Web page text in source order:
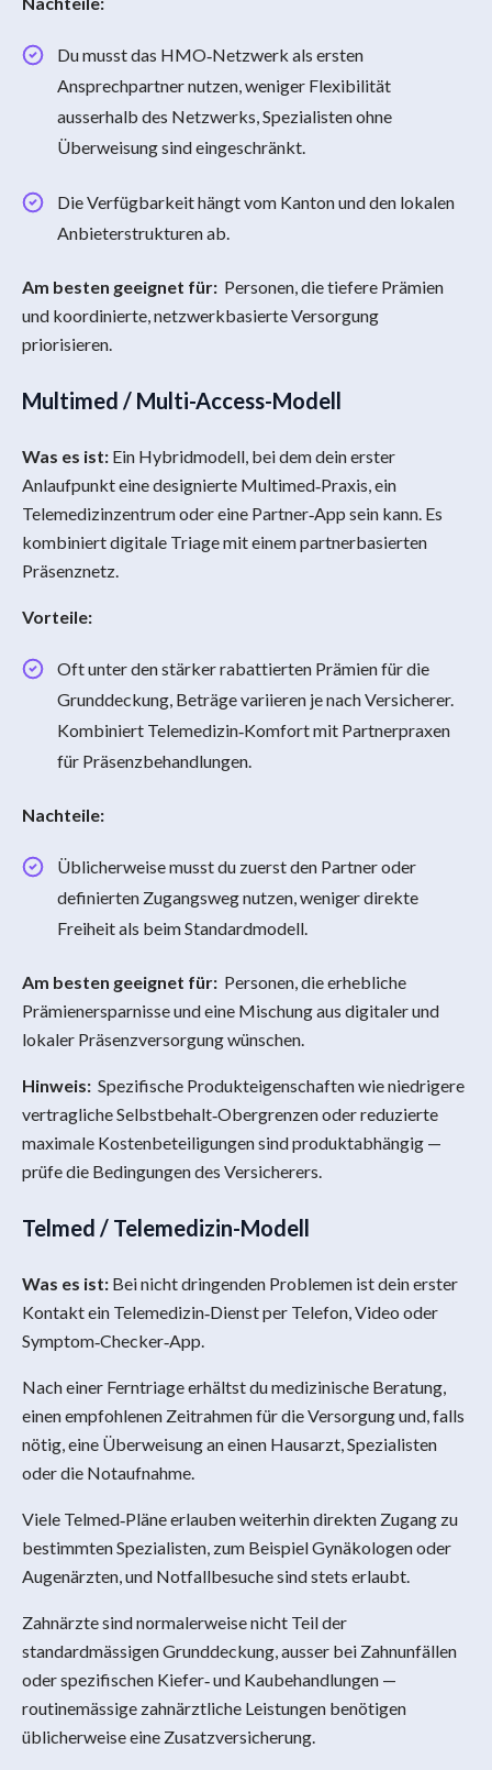
Du musst das HMO‑Netzwerk als ersten
Ansprechpartner nutzen, weniger Flexibilität
ausserhalb des Netzwerks, Spezialisten ohne
Überweisung sind eingeschränkt.
Die Verfügbarkeit hängt vom Kanton und den lokalen
Anbieterstrukturen ab.
Am besten geeignet für: Personen, die tiefere Prämien
und koordinierte, netzwerkbasierte Versorgung
priorisieren.
Multimed / Multi-Access-Modell
Was es ist: Ein Hybridmodell, bei dem dein erster
Anlaufpunkt eine designierte Multimed‑Praxis, ein
Telemedizinzentrum oder eine Partner‑App sein kann. Es
kombiniert digitale Triage mit einem partnerbasierten
Präsenznetz.
Vorteile:
Oft unter den stärker rabattierten Prämien für die
Grunddeckung, Beträge variieren je nach Versicherer.
Kombiniert Telemedizin‑Komfort mit Partnerpraxen
für Präsenzbehandlungen.
Nachteile:
Üblicherweise musst du zuerst den Partner oder
definierten Zugangsweg nutzen, weniger direkte
Freiheit als beim Standardmodell.
Am besten geeignet für: Personen, die erhebliche
Prämienersparnisse und eine Mischung aus digitaler und
lokaler Präsenzversorgung wünschen.
Hinweis: Spezifische Produkteigenschaften wie niedrigere
vertragliche Selbstbehalt‑Obergrenzen oder reduzierte
maximale Kostenbeteiligungen sind produktabhängig —
prüfe die Bedingungen des Versicherers.
Telmed / Telemedizin-Modell
Was es ist: Bei nicht dringenden Problemen ist dein erster
Kontakt ein Telemedizin‑Dienst per Telefon, Video oder
Symptom‑Checker‑App.
Nach einer Ferntriage erhältst du medizinische Beratung,
einen empfohlenen Zeitrahmen für die Versorgung und, falls
nötig, eine Überweisung an einen Hausarzt, Spezialisten
oder die Notaufnahme.
Viele Telmed‑Pläne erlauben weiterhin direkten Zugang zu
bestimmten Spezialisten, zum Beispiel Gynäkologen oder
Augenärzten, und Notfallbesuche sind stets erlaubt.
Zahnärzte sind normalerweise nicht Teil der
standardmässigen Grunddeckung, ausser bei Zahnunfällen
oder spezifischen Kiefer‑ und Kaubehandlungen —
routinemässige zahnärztliche Leistungen benötigen
üblicherweise eine Zusatzversicherung.